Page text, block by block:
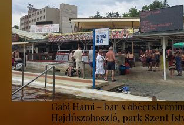
Gabi Hami – bar s občerstvením
Hajdúszoboszló, park Szent